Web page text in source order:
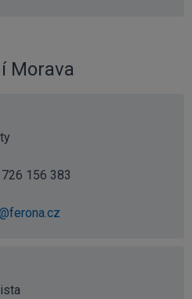
Morava
156 383